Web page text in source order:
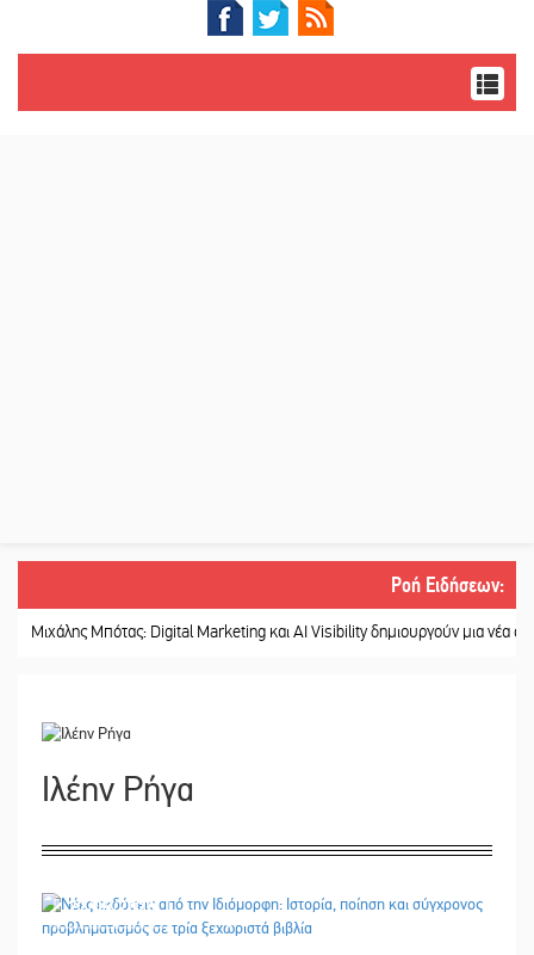
Ροή Ειδήσεων:
Μπότας: Digital Marketing και AI Visibility δημιουργούν μια νέα αγορά
Ιλέην Ρήγα
27/05/2026